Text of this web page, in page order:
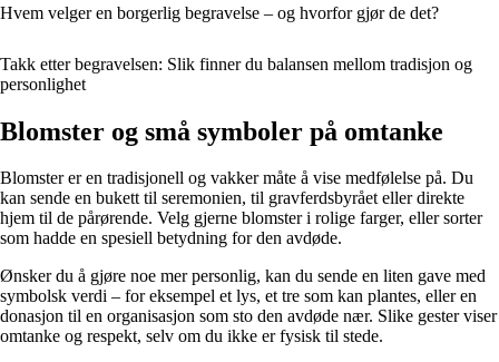
Hvem velger en borgerlig begravelse – og hvorfor gjør de det?
Takk etter begravelsen: Slik finner du balansen mellom tradisjon og
personlighet
Blomster og små symboler på omtanke
Blomster er en tradisjonell og vakker måte å vise medfølelse på. Du
kan sende en bukett til seremonien, til gravferdsbyrået eller direkte
hjem til de pårørende. Velg gjerne blomster i rolige farger, eller sorter
som hadde en spesiell betydning for den avdøde.
Ønsker du å gjøre noe mer personlig, kan du sende en liten gave med
symbolsk verdi – for eksempel et lys, et tre som kan plantes, eller en
donasjon til en organisasjon som sto den avdøde nær. Slike gester viser
omtanke og respekt, selv om du ikke er fysisk til stede.